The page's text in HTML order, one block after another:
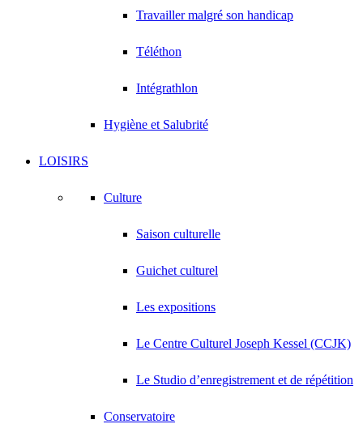
Travailler malgré son handicap
Téléthon
Intégrathlon
Hygiène et Salubrité
LOISIRS
Culture
Saison culturelle
Guichet culturel
Les expositions
Le Centre Culturel Joseph Kessel (CCJK)
Le Studio d’enregistrement et de répétition
Conservatoire